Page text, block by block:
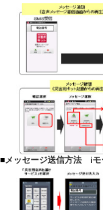
■メッセージ送信方法 iモ